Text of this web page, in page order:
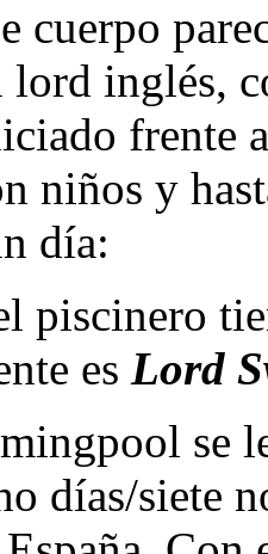
cuerpo
lord inglés,
frente
niños y
día:
piscinero
es Lord
se
días/siete